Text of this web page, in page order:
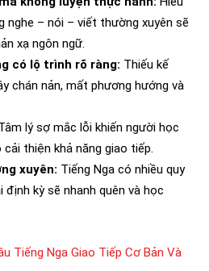
nghe – nói – viết thường xuyên sẽ
xạ ngôn ngữ.
có lộ trình rõ ràng: Thiếu kế
chán nản, mất phương hướng và
lý sợ mắc lỗi khiến người học
thiện khả năng giao tiếp.
xuyên: Tiếng Nga có nhiều quy
định kỳ sẽ nhanh quên và học
Tiếng Nga Giao Tiếp Cơ Bản Và